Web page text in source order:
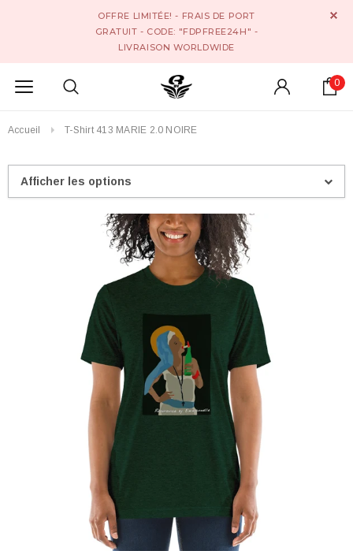
OFFRE LIMITÉE! - FRAIS DE PORT
GRATUIT - CODE: "FDPFREE24H" -
LIVRAISON WORLDWIDE
0
Accueil T-Shirt 413 MARIE 2.0 NOIRE
Afficher les options